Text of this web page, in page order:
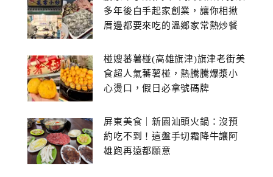
多年後白手起家創業，讓你相揪
厝邊都要來吃的溫鄉家常熱炒餐
椪嫂蕃薯椪(高雄旗津)旗津老街美
食超人氣蕃薯椪，熱騰騰爆漿小
心燙口，假日必拿號碼牌
屏東美食｜新園汕頭火鍋：沒預
約吃不到！這盤手切霜降牛讓阿
雄跑再遠都願意